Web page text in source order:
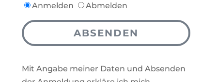
Anmelden Abmelden
ABSENDEN
Mit Angabe meiner Daten und Absenden